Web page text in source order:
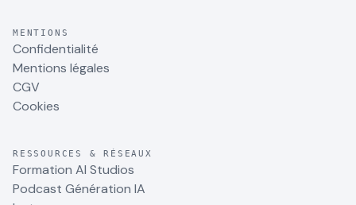
MENTIONS
Confidentialité
Mentions légales
CGV
Cookies
RESSOURCES & RÉSEAUX
Formation AI Studios
Podcast Génération IA